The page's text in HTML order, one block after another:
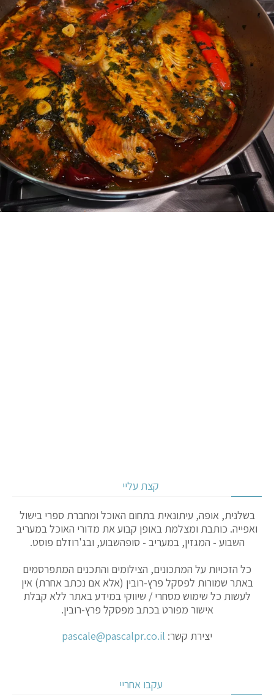
קצת עליי
בשלנית, אופה, עיתונאית בתחום האוכל ומחברת ספרי בישול
ואפייה. כותבת ומצלמת באופן קבוע את מדורי האוכל במעריב
השבוע - המגזין, במעריב - סופהשבוע, ובג'רוזלם פוסט.
כל הזכויות על המתכונים, הצילומים והתכנים המתפרסמים
באתר שמורות לפסקל פרץ-רובין (אלא אם נכתב אחרת) אין
לעשות כל שימוש מסחרי / שיווקי במידע באתר ללא קבלת
אישור מפורט בכתב מפסקל פרץ-רובין.
יצירת קשר: pascale@pascalpr.co.il
עקבו אחריי